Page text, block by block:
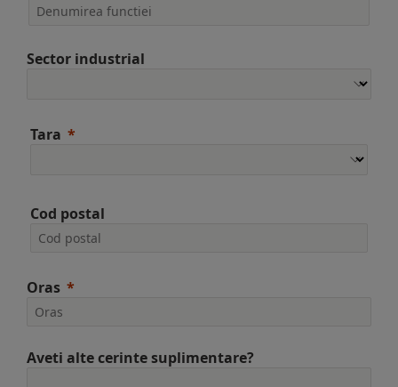
Sector industrial
Tara
Cod postal
Oras
Aveti alte cerinte suplimentare?